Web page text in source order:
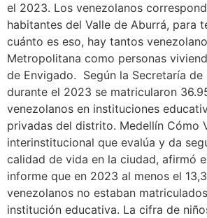
el 2023. Los venezolanos
habitantes del Valle de Aburrá, para
cuánto es eso, hay tantos
Metropolitana como personas
de Envigado. Según la Secretaría de
durante el 2023 se matricularon
venezolanos en instituciones
privadas del distrito. Medellín Cómo
interinstitucional que evalúa y da
calidad de vida en la ciudad, afirmó
informe que en 2023 al menos el
venezolanos no estaban
institución educativa. La cifra de